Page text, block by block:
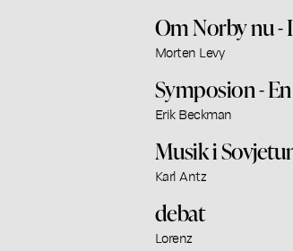
Om Norby nu -
Morten Levy
Symposion -
Erik Beckman
Musik i
Karl Antz
debat
Lorenz